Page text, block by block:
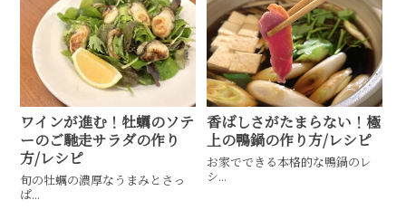
ワインが進む！牡蠣のソテ
ーのご馳走サラダの作り
方/レシピ
旬の牡蠣の濃厚なうまみとさっ
ぱ...
香ばしさがたまらない！極
上の鴨鍋の作り方/レシピ
お家でできる本格的な鴨鍋のレ
シ...